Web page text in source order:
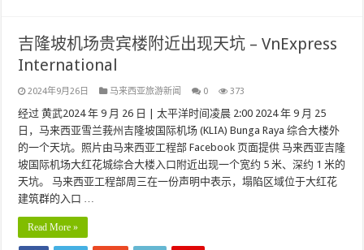
吉隆坡机场贵宾楼附近出现天坑 – VnExpress
International
2024年9月26日 马来西亚旅游新闻 0 373
经过 黄武2024 年 9 月 26 日 | 太平洋时间凌晨 2:00 2024 年 9 月 25
日，马来西亚雪兰莪州吉隆坡国际机场 (KLIA) Bunga Raya 综合大楼外
的一个天坑。照片由马来西亚工程部 Facebook 页面提供 马来西亚吉隆
坡国际机场大红花城综合大楼入口附近出现一个宽约 5 米、深约 1 米的
天坑。 马来西亚工程部周三在一份声明中表示，塌陷区域位于大红花
建筑群的入口 …
Read More »